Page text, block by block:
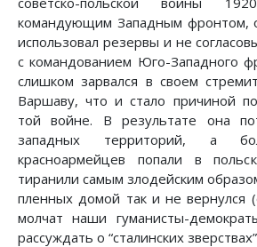
командующим Западным фронтом,
использовал резервы и не
с командованием Юго-Западного
слишком зарвался в своем
Варшаву, что и стало причиной
той войне. В результате она
западных территорий, а
красноармейцев попали в
тиранили самым злодейским
пленных домой так и не вернулся
молчат наши гуманисты-
рассуждать о “сталинских